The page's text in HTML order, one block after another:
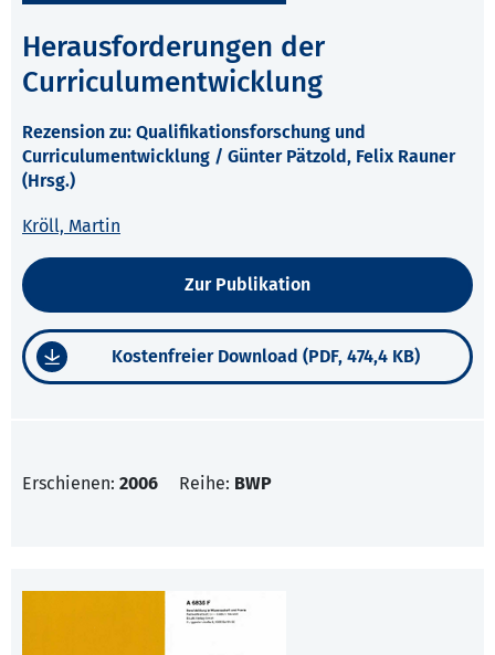
Herausforderungen der
Curriculumentwicklung
Rezension zu: Qualifikationsforschung und
Curriculumentwicklung / Günter Pätzold, Felix Rauner
(Hrsg.)
Kröll, Martin
Zur Publikation
Kostenfreier Download (PDF, 474,4 KB)
Erschienen: 2006 Reihe: BWP